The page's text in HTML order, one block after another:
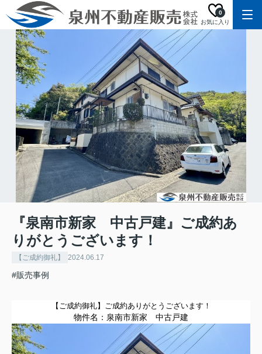
お気に入り
0
『泉南市新家 中古戸建』ご成約あ
りがとうございます！
【ご成約御礼】 2024.06.17
#販売事例
【ご成約御礼】 ご成約ありがとうございます！
物件名： 泉南市新家 中古戸建